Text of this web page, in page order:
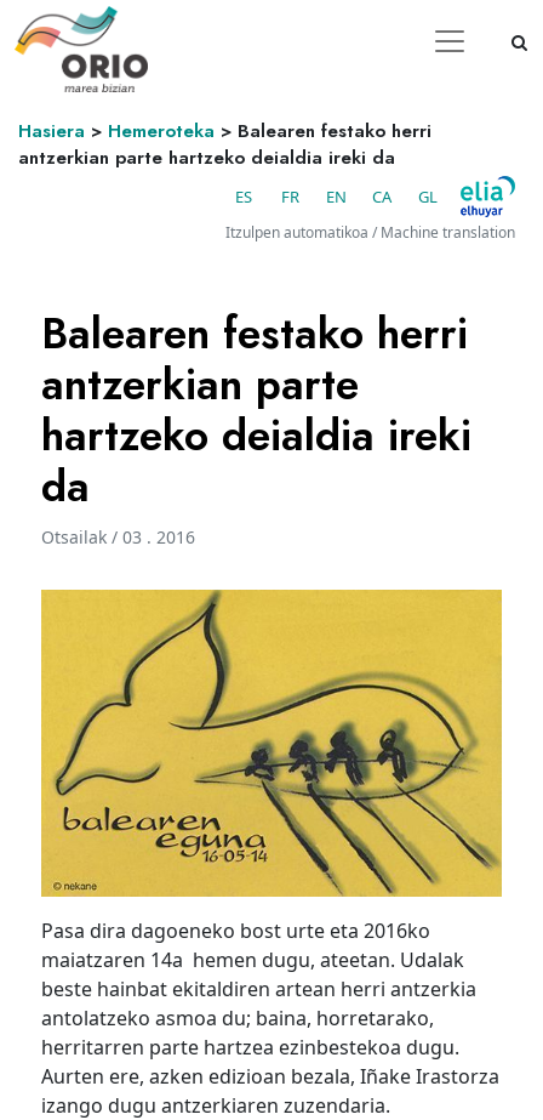
Hasiera > Hemeroteka > Balearen festako herri
antzerkian parte hartzeko deialdia ireki da
ES FR EN CA GL
Itzulpen automatikoa / Machine translation
Balearen festako herri
antzerkian parte
hartzeko deialdia ireki
da
Otsailak / 03 . 2016
Pasa dira dagoeneko bost urte eta 2016ko
maiatzaren 14a hemen dugu, ateetan. Udalak
beste hainbat ekitaldiren artean herri antzerkia
antolatzeko asmoa du; baina, horretarako,
herritarren parte hartzea ezinbestekoa dugu.
Aurten ere, azken edizioan bezala, Iñake Irastorza
izango dugu antzerkiaren zuzendaria.